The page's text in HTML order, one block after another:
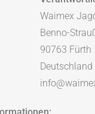
Waimex
Benno-
90763 Fürth
Deutschland